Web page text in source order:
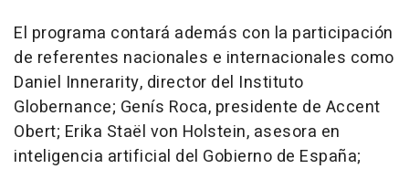
El programa contará además con la participación
de referentes nacionales e internacionales como
Daniel Innerarity, director del Instituto
Globernance; Genís Roca, presidente de Accent
Obert; Erika Staël von Holstein, asesora en
inteligencia artificial del Gobierno de España;